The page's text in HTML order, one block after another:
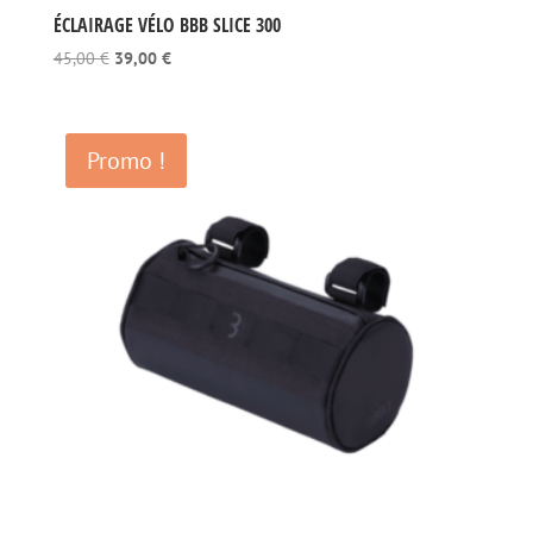
ÉCLAIRAGE VÉLO BBB SLICE 300
45,00€ Le
était :
45,00 €.
39,00 €Le
est :
Promo !